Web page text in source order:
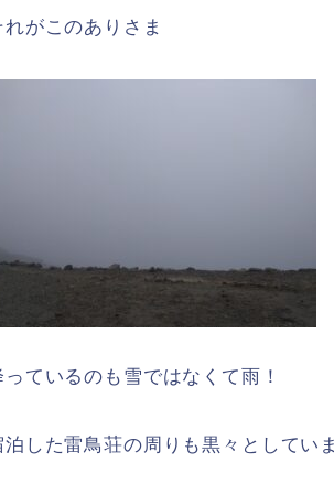
れがこのありさま
っているのも雪ではなくて雨！
泊した雷鳥荘の周りも黒々としてい